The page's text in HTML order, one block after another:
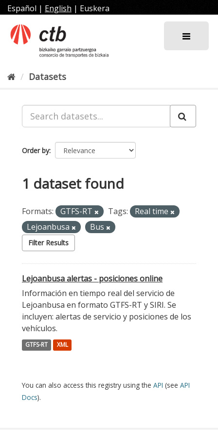
Skip
to
content
Español | English | Euskera
Datasets
Order by
1 dataset found
Formats: GTFS-RT Tags:
Real time
Lejoanbusa
Bus
Filter Results
Lejoanbusa alertas - posiciones online
Información en tiempo real del servicio de
Lejoanbusa en formato GTFS-RT y SIRI. Se
incluyen: alertas de servicio y posiciones de los
vehículos.
GTFS-RT XML
You can also access this registry using the API (see API
Docs).